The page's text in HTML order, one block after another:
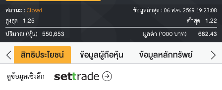
สถานะ : Closed ข้อมูลล่าสุด : 06 ส.ค. 2569 19:23:08
สูงสุด
1.25 ต่ำสุด 1.22
ปริมาณ (หุ้น) 550,653 มูลค่า ('000 บาท) 682.43
สิทธิประโยชน์ ข้อมูลผู้ถือหุ้น ข้อมูลหลักทรัพย์
ดูข้อมูลเชิงลึก